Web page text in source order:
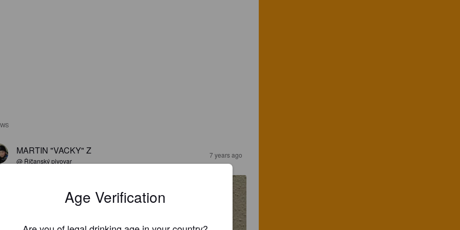
MARTIN "VACKY" Z
@ Říčanský pivovar
7 years ago
Age Verification